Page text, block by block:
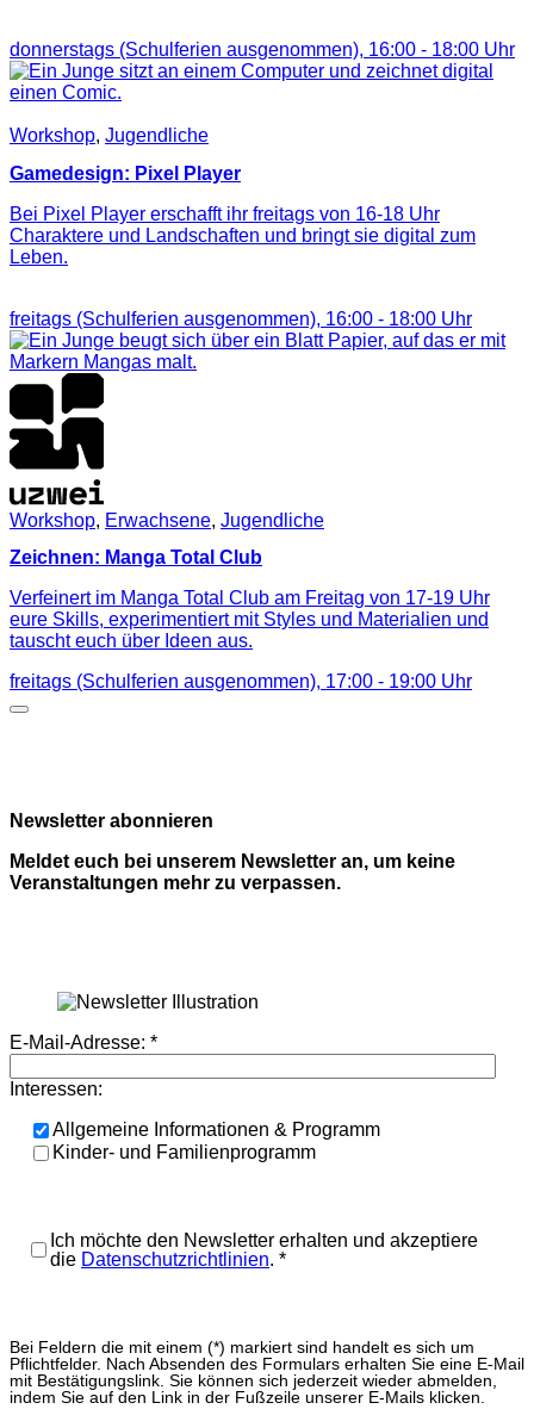
donnerstags (Schulferien ausgenommen), 16:00 - 18:00 Uhr
Workshop, Jugendliche
Gamedesign: Pixel Player
Bei Pixel Player erschafft ihr freitags von 16-18 Uhr
Charaktere und Landschaften und bringt sie digital zum
Leben.
freitags (Schulferien ausgenommen), 16:00 - 18:00 Uhr
Workshop, Erwachsene, Jugendliche
Zeichnen: Manga Total Club
Verfeinert im Manga Total Club am Freitag von 17-19 Uhr
eure Skills, experimentiert mit Styles und Materialien und
tauscht euch über Ideen aus.
freitags (Schulferien ausgenommen), 17:00 - 19:00 Uhr
Newsletter abonnieren
Meldet euch bei unserem Newsletter an, um keine
Veranstaltungen mehr zu verpassen.
E-Mail-Adresse: *
Interessen:
Allgemeine Informationen & Programm
Kinder- und Familienprogramm
Ich möchte den Newsletter erhalten und akzeptiere
die Datenschutzrichtlinien. *
Bei Feldern die mit einem (*) markiert sind handelt es sich um
Pflichtfelder. Nach Absenden des Formulars erhalten Sie eine E-Mail
mit Bestätigungslink. Sie können sich jederzeit wieder abmelden,
indem Sie auf den Link in der Fußzeile unserer E-Mails klicken.